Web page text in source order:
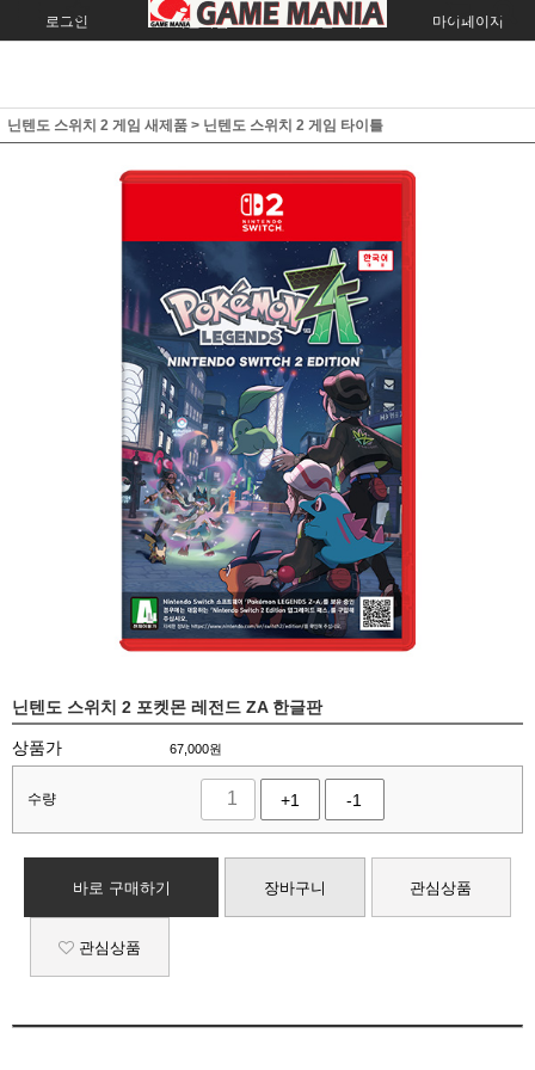
로그인 회원가입 주문조회 마이페이지
닌텐도 스위치 2 게임 새제품 > 닌텐도 스위치 2 게임 타이틀
닌텐도 스위치 2 포켓몬 레전드 ZA 한글판
상품가 67,000원
수량 +1 -1
바로 구매하기 장바구니 관심상품
관심상품